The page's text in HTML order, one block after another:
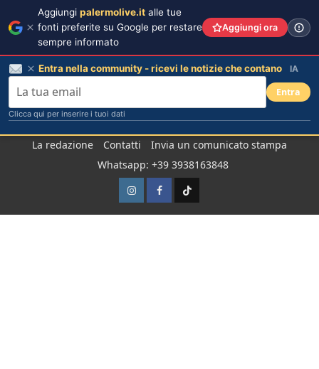
La redazione Contatti
Invia un comunicato stampa
Whatsapp: +39 3938163848
InstagramFacebook
TikTok
Aggiungi palermolive.it alle tue
fonti preferite su Google per restare
sempre informato
Aggiungi ora
Entra nella community - ricevi le notizie che contano IA
Entra
Clicca qui per inserire i tuoi dati